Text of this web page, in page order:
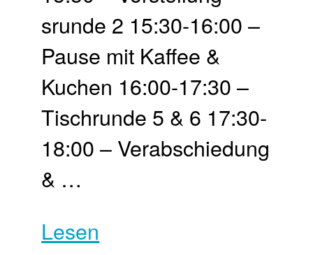
srunde 2 15:30-16:00 –
Pause mit Kaffee &
Kuchen 16:00-17:30 –
Tisch­runde 5 & 6 17:30-
18:00 – Ver­abschie­dung
& …
Lesen